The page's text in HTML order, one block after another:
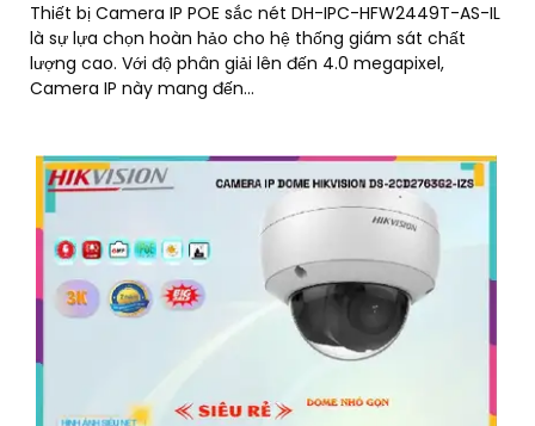
Thiết bị Camera IP POE sắc nét DH-IPC-HFW2449T-AS-IL
là sự lựa chọn hoàn hảo cho hệ thống giám sát chất
lượng cao. Với độ phân giải lên đến 4.0 megapixel,
Camera IP này mang đến...